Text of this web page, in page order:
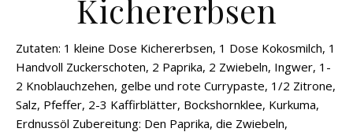
Kichererbsen
Zutaten: 1 kleine Dose Kichererbsen, 1 Dose Kokosmilch, 1
Handvoll Zuckerschoten, 2 Paprika, 2 Zwiebeln, Ingwer, 1-
2 Knoblauchzehen, gelbe und rote Currypaste, 1/2 Zitrone,
Salz, Pfeffer, 2-3 Kaffirblätter, Bockshornklee, Kurkuma,
Erdnussöl Zubereitung: Den Paprika, die Zwiebeln,